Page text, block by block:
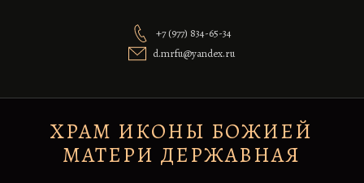
+7 (977) 834-65-34
d.mrfu@yandex.ru
ХРАМ ИКОНЫ БОЖИЕЙ
МАТЕРИ ДЕРЖАВНАЯ